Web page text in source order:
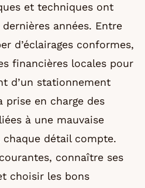
et techniques ont
années. Entre
d’éclairages conformes,
financières locales pour
d’un stationnement
prise en charge des
à une mauvaise
détail compte.
connaître ses
choisir les bons